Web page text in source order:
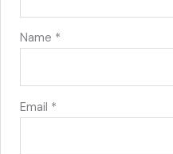
Name *
Email *